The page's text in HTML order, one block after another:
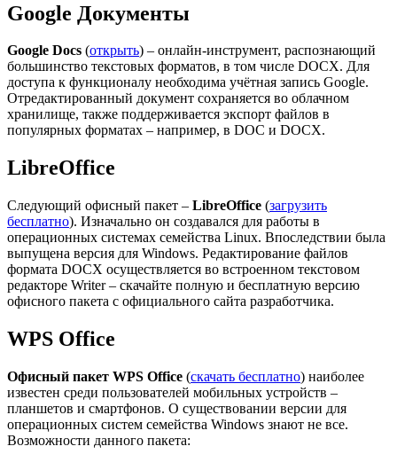
Google Документы
Google Docs (открыть) – онлайн-инструмент, распознающий
большинство текстовых форматов, в том числе DOCX. Для
доступа к функционалу необходима учётная запись Google.
Отредактированный документ сохраняется во облачном
хранилище, также поддерживается экспорт файлов в
популярных форматах – например, в DOC и DOCX.
LibreOffice
Следующий офисный пакет – LibreOffice (загрузить
бесплатно). Изначально он создавался для работы в
операционных системах семейства Linux. Впоследствии была
выпущена версия для Windows. Редактирование файлов
формата DOCX осуществляется во встроенном текстовом
редакторе Writer – скачайте полную и бесплатную версию
офисного пакета с официального сайта разработчика.
WPS Office
Офисный пакет WPS Office (скачать бесплатно) наиболее
известен среди пользователей мобильных устройств –
планшетов и смартфонов. О существовании версии для
операционных систем семейства Windows знают не все.
Возможности данного пакета: